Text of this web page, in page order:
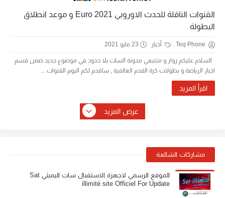
القنوات الناقلة للحدث الاوروبي Euro 2021 و موعد انطلاق
البطولة
Teq Phone أخبار 23 مايو 2021
السلام عليكم زوار و متتبعي مدونة السات بلا حدود في موضوع جديد ضمن قسم
اخبار الرياضة و بطولات كرة القدم العالمية , ساقدم لكم اليوم القنوات ...
اقرأ المزيد
عرض المزيد
مشاركات الشائعة
الموقع الرسمي لاجهزة الاستقبال سات اليميتي Sat
illimité site Officiel For Update